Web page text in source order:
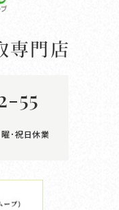
55
･祝日休業